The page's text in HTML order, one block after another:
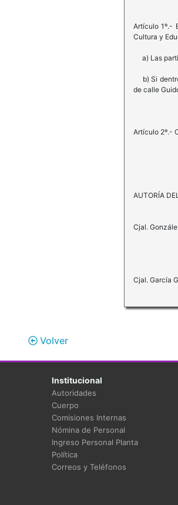
Artículo 1º.-
Cultura y
a) Las
b) Si
de calle
Artículo 2º.-
AUTORÍA
Cjal.
Cjal. García
Volver
Institucional
Autoridades
Cuerpo
Comisiones Internas
Nómina de Personal
Ingreso Personal Planta
Política
Correos y Teléfonos